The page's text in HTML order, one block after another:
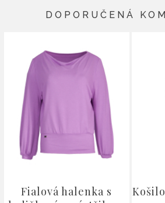
DOPORUČENÁ
Fialová halenka s